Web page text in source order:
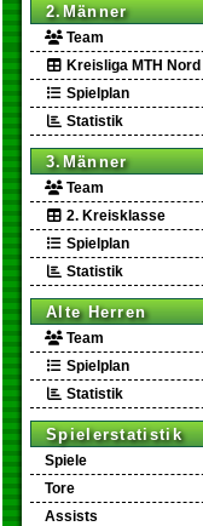
2.Männer
Team
Kreisliga MTH Nord
Spielplan
Statistik
3.Männer
Team
2. Kreisklasse
Spielplan
Statistik
Alte Herren
Team
Spielplan
Statistik
Spielerstatistik
Spiele
Tore
Assists